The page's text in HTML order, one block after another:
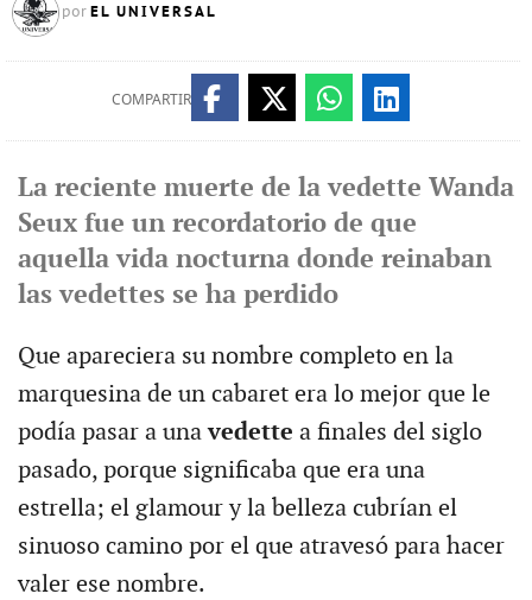
por EL UNIVERSAL
COMPARTIR
La reciente muerte de la vedette Wanda
Seux fue un recordatorio de que
aquella vida nocturna donde reinaban
las vedettes se ha perdido
Que apareciera su nombre completo en la
marquesina de un cabaret era lo mejor que le
podía pasar a unavedette a finales del siglo
pasado, porque significaba que era una
estrella; el glamour y la belleza cubrían el
sinuoso camino por el que atravesó para hacer
valer ese nombre.